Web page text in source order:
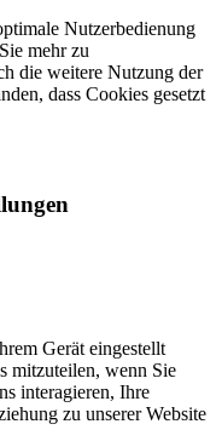
Nutzerbedienung
mehr zu
die weitere Nutzung der
dass Cookies gesetzt
Gerät eingestellt
mitzuteilen, wenn Sie
interagieren, Ihre
zu unserer Website